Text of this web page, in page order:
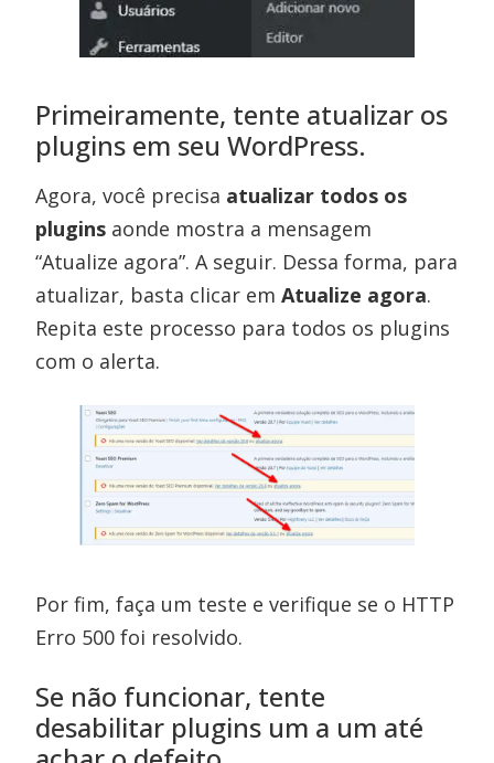
Primeiramente, tente atualizar os
plugins em seu WordPress.
Agora, você precisa atualizar todos os
plugins aonde mostra a mensagem
“Atualize agora”. A seguir. Dessa forma, para
atualizar, basta clicar emAtualize agora.
Repita este processo para todos os plugins
com o alerta.
Por fim, faça um teste e verifique se o HTTP
Erro 500 foi resolvido.
Se não funcionar, tente
desabilitar plugins um a um até